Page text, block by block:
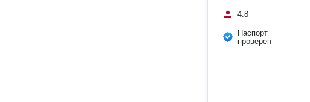
4.8
Паспорт
проверен